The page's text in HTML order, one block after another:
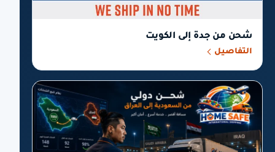
شحن من جدة إلى الكويت
التفاصيل